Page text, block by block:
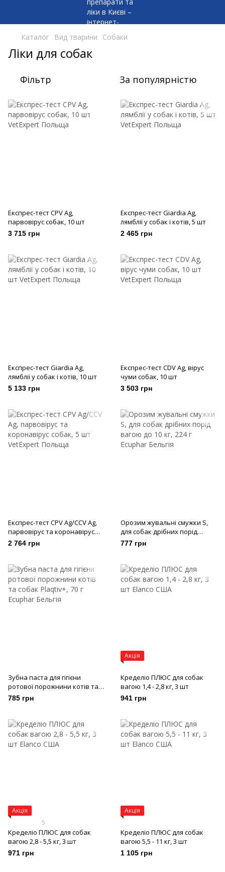
Каталог Вид тварини Собаки
Ліки для собак
Фільтр За популярністю
Експрес-тест CPV Ag,
парвовірус собак, 10 шт
3 715 грн
Експрес-тест Giardia Ag,
лямблії у собак і котів, 5 шт
2 465 грн
Експрес-тест Giardia Ag,
лямблії у собак і котів, 10 шт
5 133 грн
Експрес-тест CDV Ag, вірус
чуми собак, 10 шт
3 503 грн
Експрес-тест CPV Ag/CCV Ag,
парвовірус та коронавірус
собак, 5 шт
2 764 грн
Орозим жувальні смужки S,
для собак дрібних порід
вагою до 10 кг, 224 г
777 грн
Зубна паста для гігієни
ротової порожнини котів та
собак Plaqtiv+, 70 г
785 грн
Акція
Кределіо ПЛЮС для собак
вагою 1,4 - 2,8 кг, 3 шт
941 грн
Акція
5
Кределіо ПЛЮС для собак
вагою 2,8 - 5,5 кг, 3 шт
971 грн
Акція
Кределіо ПЛЮС для собак
вагою 5,5 - 11 кг, 3 шт
1 105 грн